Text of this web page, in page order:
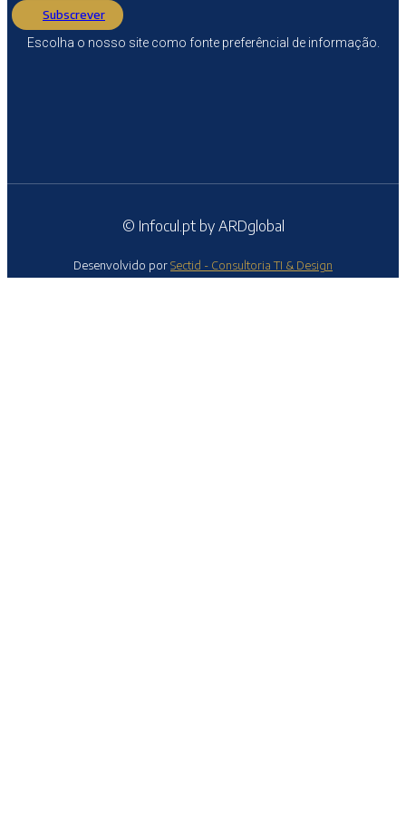
Subscrever
Escolha o nosso site como fonte preferêncial de informação.
© Infocul.pt by ARDglobal
Desenvolvido porSectid - Consultoria TI & Design